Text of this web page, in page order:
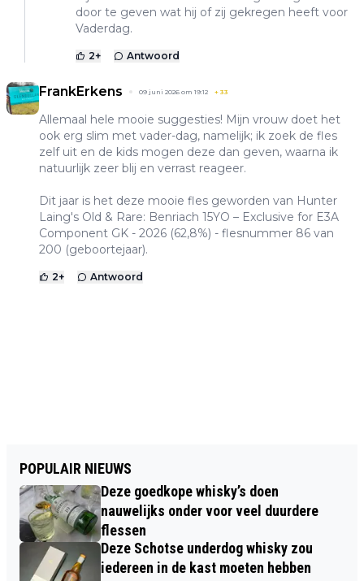
door te geven wat hij of zij gekregen heeft voor
Vaderdag.
2+ Antwoord
FrankErkens 09 juni 2026 om 19:12 + 33
Allemaal hele mooie suggesties! Mijn vrouw doet het
ook erg slim met vader-dag, namelijk; ik zoek de fles
zelf uit en de kids mogen deze dan geven, waarna ik
natuurlijk zeer blij en verrast reageer.
Dit jaar is het deze mooie fles geworden van Hunter
Laing's Old & Rare: Benriach 15YO – Exclusive for E3A
Component GK - 2026 (62,8%) - flesnummer 86 van
200 (geboortejaar).
2+ Antwoord
POPULAIR NIEUWS
Deze goedkope whisky’s doen
nauwelijks onder voor veel duurdere
flessen
Deze Schotse underdog whisky zou
iedereen in de kast moeten hebben